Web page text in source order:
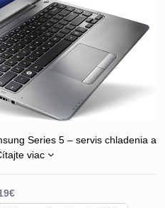
Series 5 – servis chladenia a
viac